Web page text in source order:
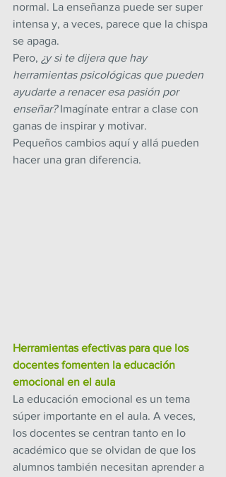
normal. La enseñanza puede ser super
intensa y, a veces, parece que la chispa
se apaga.
Pero, ¿y si te dijera que hay
herramientas psicológicas que pueden
ayudarte a renacer esa pasión por
enseñar? Imagínate entrar a clase con
ganas de inspirar y motivar.
Pequeños cambios aquí y allá pueden
hacer una gran diferencia.
Herramientas efectivas para que los
docentes fomenten la educación
emocional en el aula
La educación emocional es un tema
súper importante en el aula. A veces,
los docentes se centran tanto en lo
académico que se olvidan de que los
alumnos también necesitan aprender a